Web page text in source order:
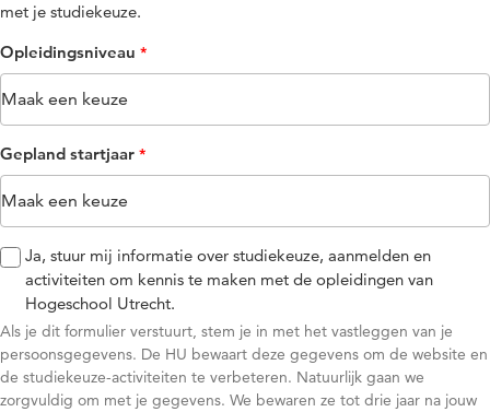
met je studiekeuze.
Opleidingsniveau​​
Gepland startjaar
Ja, stuur mij informatie over studiekeuze, aanmelden en
activiteiten om kennis te maken met de opleidingen van
Hogeschool Utrecht.
Als je dit formulier verstuurt, stem je in met het vastleggen van je
persoonsgegevens. De HU bewaart deze gegevens om de website en
de studiekeuze-activiteiten te verbeteren. Natuurlijk gaan we
zorgvuldig om met je gegevens. We bewaren ze tot drie jaar na jouw